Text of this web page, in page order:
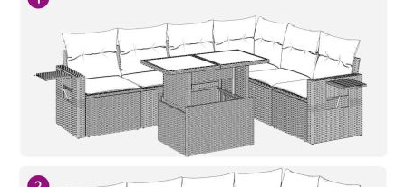
Височина на подлакътника от земята: 55 см
Маса:
Цвят: Бежов
Материал: PE ратан, прахово боядисана
стомана, закалено стъкло
Размери: 100 x 55 x 44/73 см (Д x Ш x В)